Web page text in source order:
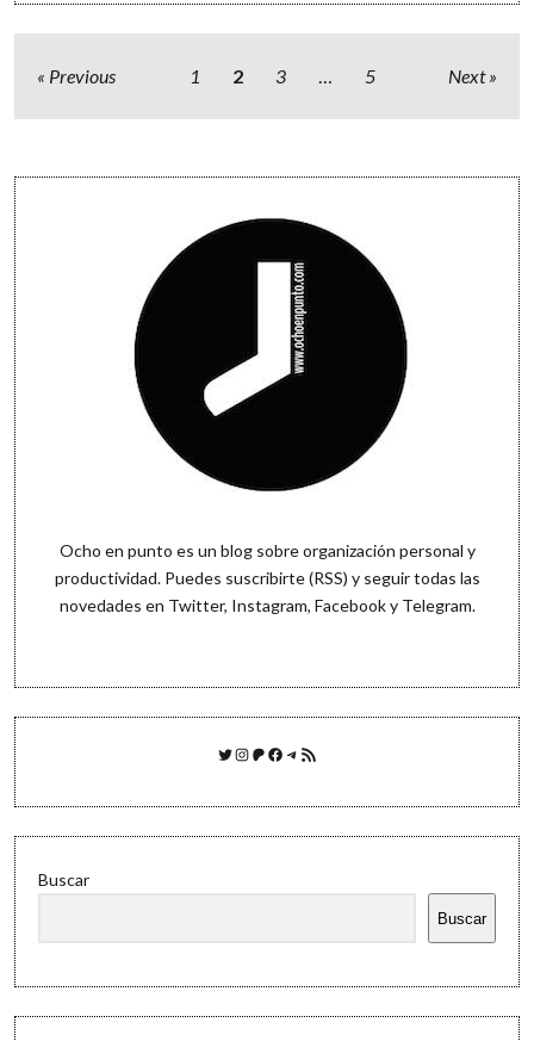
Paginación
Previous 1 2 3 … 5 Next
Sidebar
Ocho en punto es un blog sobre organización personal y
productividad. Puedes suscribirte (RSS) y seguir todas las
novedades en Twitter, Instagram, Facebooky Telegram.
Twitter
Instagram
Patreon
Facebook
Telegram
Feed RSS
Buscar
Buscar